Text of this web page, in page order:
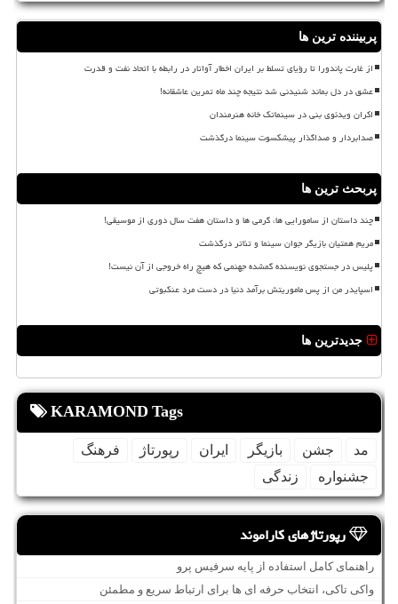
پربیننده ترین ها
از غارت پاندورا تا رؤیای تسلط بر ایران اخطار آواتار در رابطه با اتحاد نفت و قدرت
عشق در دل بماند شنیدنی شد نتیجه چند ماه تمرین عاشقانه!
اکران ویدئوی بنی در سینماتک خانه هنرمندان
صدابردار و صداگذار پیشکسوت سینما درگذشت
پربحث ترین ها
چند داستان از سامورایی ها، گرمی ها و داستان هفت سال دوری از موسیقی!
مریم همتیان بازیگر جوان سینما و تئاتر درگذشت
پلیس در جستجوی نویسنده گمشده جهنمی که هیچ راه خروجی از آن نیست!
اسپایدر من از پس ماموریتش برآمد دنیا در دست مرد عنکبوتی
جدیدترین ها
KARAMOND Tags
مد جشن بازیگر ایران رپورتاژ
فرهنگ
جشنواره
زندگی
رپورتاژهای کاراموند
راهنمای کامل استفاده از پایه سرفیس پرو
واکی تاکی، انتخاب حرفه ای ها برای ارتباط سریع و مطمئن